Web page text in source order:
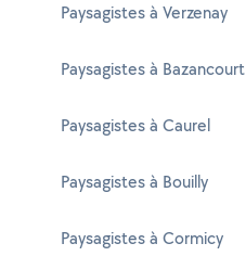
Paysagistes à Verzenay
Paysagistes à Bazancourt
Paysagistes à Caurel
Paysagistes à Bouilly
Paysagistes à Cormicy